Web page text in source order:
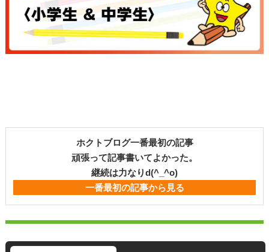
ホクトブログ一番最初の記事
頑張って記事書いてよかった。
継続は力なりd(^_^o)
一番最初の記事から見る